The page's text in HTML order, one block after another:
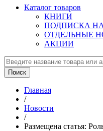
Каталог товаров
КНИГИ
ПОДПИСКА
ОТДЕЛЬНЫЕ
АКЦИИ
Главная
/
Новости
/
Размещена статья: